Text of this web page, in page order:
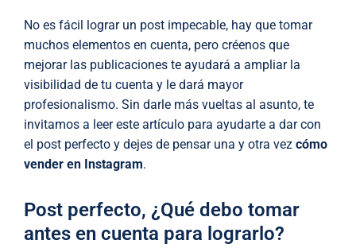
No es fácil lograr un post impecable, hay que tomar
muchos elementos en cuenta, pero créenos que
mejorar las publicaciones te ayudará a ampliar la
visibilidad de tu cuenta y le dará mayor
profesionalismo. Sin darle más vueltas al asunto, te
invitamos a leer este artículo para ayudarte a dar con
el post perfecto y dejes de pensar una y otra vez cómo
vender en Instagram.
Post perfecto, ¿Qué debo tomar
antes en cuenta para lograrlo?